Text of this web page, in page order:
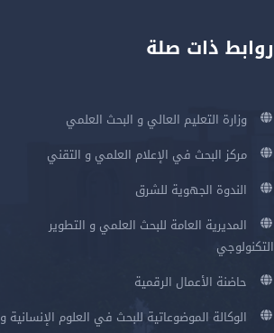
روابط ذات صلة
وزارة التعليم العالي و البحث العلمي
مركز البحث في الإعلام العلمي و التقني
الندوة الجهوية للشرق
المديرية العامة للبحث العلمي و التطوير
التكنولوجي
حاضنة الأعمال الرقمية
الوكالة الموضوعاتية للبحث في العلوم الإنسانية و